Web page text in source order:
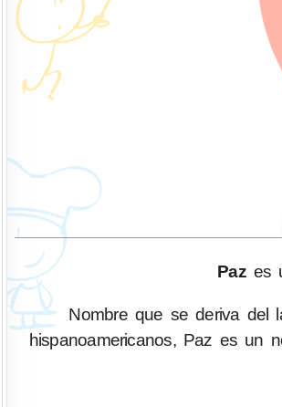
Pazes
Nombre que se deriva del
hispanoamericanos, Paz es un